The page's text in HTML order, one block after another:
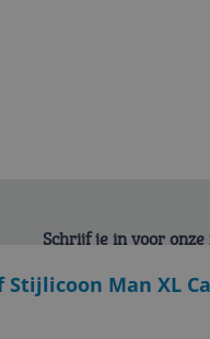
Man XL
Schrijf je in voor